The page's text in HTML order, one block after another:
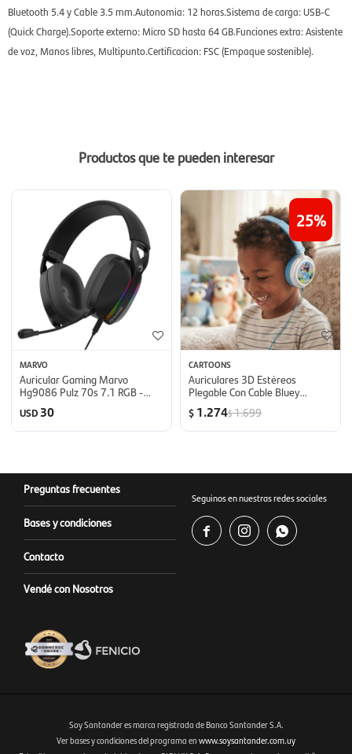
Bluetooth 5.4 y Cable 3.5 mm.Autonomia: 12 horas.Sistema de carga: USB-C
(Quick Charge).Soporte externo: Micro SD hasta 64 GB.Funciones extra: Asistente
de voz, Manos libres, Multipunto.Certificacion: FSC (Empaque sostenible).
Productos que te pueden interesar
MARVO
Auricular Gaming Marvo
Hg9086 Pulz 70s 7.1 RGB -
Black
USD 30
25
CARTOONS
Auriculares 3D Estéreos
Plegable Con Cable Bluey
Lexibook - Bluey
$ 1.274$1.699
Preguntas frecuentes
Bases y condiciones
Contacto
Vendé con Nosotros
Seguinos en nuestras redes sociales
  
Soy Santander es marca registrada de Banco Santander S.A.
Ver bases y condiciones del programa en www.soysantander.com.uy